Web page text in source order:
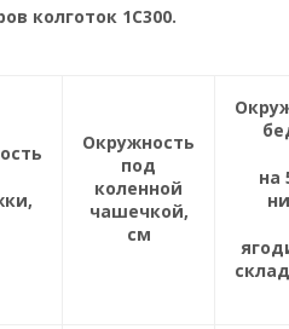
колготок 1С300.
Окружность
под
коленной
чашечкой,
см
на